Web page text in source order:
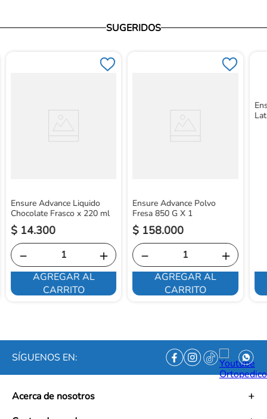
SUGERIDOS
Ensure Advance Liquido
Chocolate Frasco x 220 ml
$ 14.300
＋
－
AGREGAR AL
CARRITO
Ensure Advance Polvo
Fresa 850 G X 1
$ 158.000
＋
－
AGREGAR AL
CARRITO
SÍGUENOS EN:
Acerca de nosotros